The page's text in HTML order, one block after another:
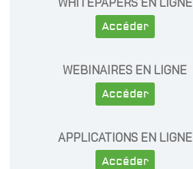
Accéder
WEBINAIRES EN LIGNE
Accéder
APPLICATIONS EN LIGNE
Accéder